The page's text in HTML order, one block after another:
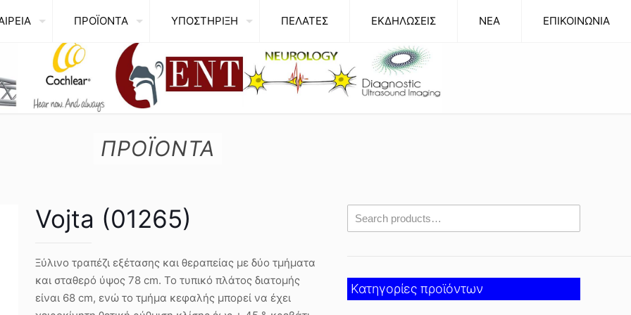
ΠΡΟΪΟΝΤΑ ΥΠΟΣΤΗΡΙΞΗ ΠΕΛΑΤΕΣ ΕΚΔΗΛΩΣΕΙΣ NEA ΕΠΙΚΟΙΝΩΝΙΑ
ΠΡΟΪΟΝΤΑ
Vojta (01265)
Ξύλινο τραπέζι εξέτασης και θεραπείας με δύο τμήματα
και σταθερό ύψος 78 cm. Το τυπικό πλάτος διατομής
είναι 68 cm, ενώ το τμήμα κεφαλής μπορεί να έχει
Κατηγορίες προϊόντων